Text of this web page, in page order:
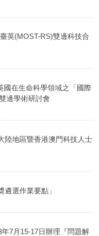
英(MOST-RS)雙邊科技合
國在生命科學領域之「國際
邊學術研討會
陸地區暨香港澳門科技人士
遴選作業要點」
年7月15-17日辦理『問題解